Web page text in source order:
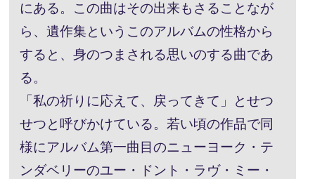
にある。この曲はその出来もさることなが
ら、遺作集というこのアルバムの性格から
すると、身のつまされる思いのする曲であ
る。
「私の祈りに応えて、戻ってきて」とせつ
せつと呼びかけている。若い頃の作品で同
様にアルバム第一曲目のニューヨーク・テ
ンダベリーのユー・ドント・ラヴ・ミー・